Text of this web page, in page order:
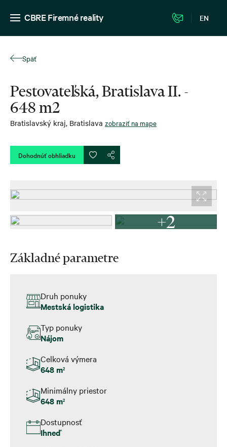
CBRE Firemné reality EN
Späť
Pestovateľská, Bratislava II. -
648 m2
Bratislavský kraj, Bratislava zobraziť na mape
Dohodnúť obhliadku
+2
Základné parametre
Druh ponuky
Mestská logistika
Typ ponuky
Nájom
Celková výmera
648 m2
Minimálny priestor
648 m2
Dostupnosť
Ihneď